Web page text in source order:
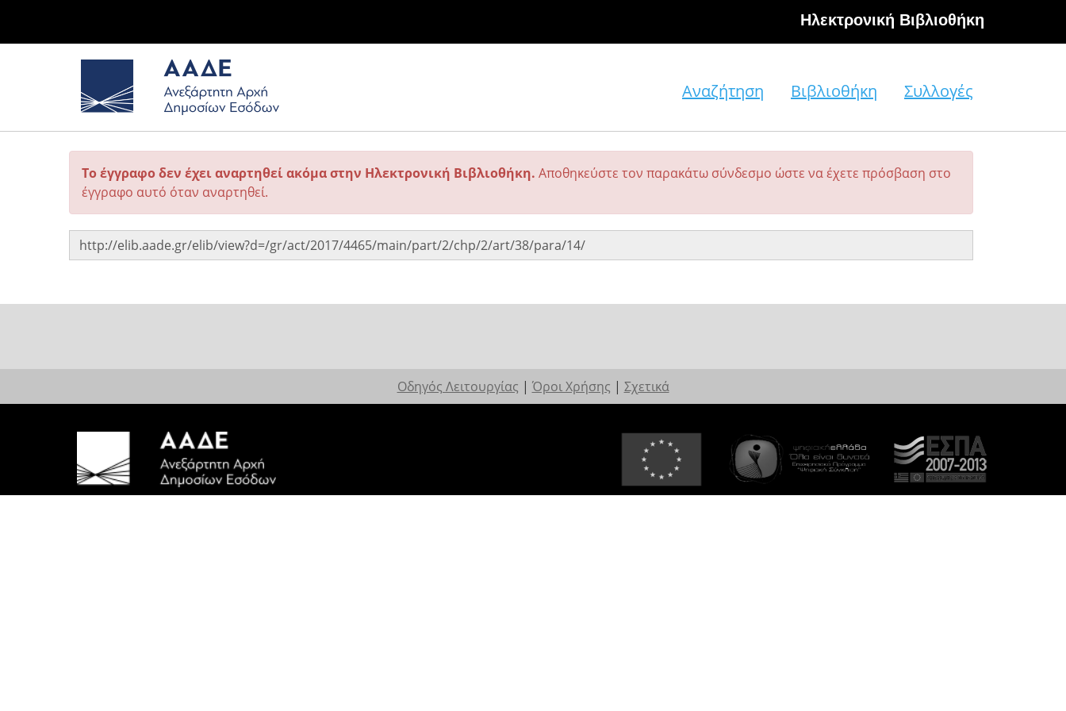
Hλεκτρονική Βιβλιοθήκη
Αναζήτηση Βιβλιοθήκη Συλλογές
Το έγγραφο δεν έχει αναρτηθεί ακόμα στην Ηλεκτρονική Βιβλιοθήκη. Αποθηκεύστε τον παρακάτω σύνδεσμο ώστε να έχετε πρόσβαση στο
έγγραφο αυτό όταν αναρτηθεί.
Οδηγός Λειτουργίας | Όροι Χρήσης | Σχετικά